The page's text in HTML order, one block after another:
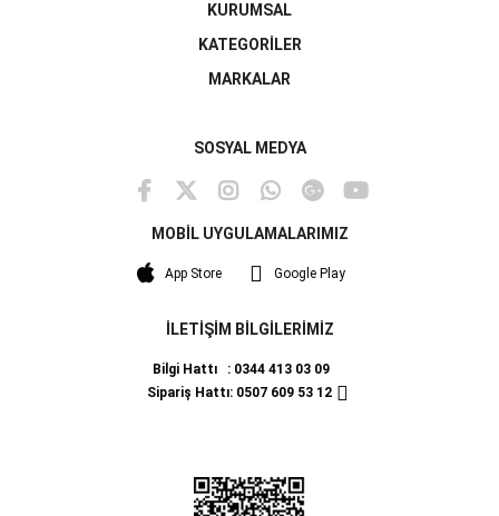
KURUMSAL
KATEGORİLER
MARKALAR
SOSYAL MEDYA
MOBİL UYGULAMALARIMIZ
App Store Google Play
İLETİŞİM BİLGİLERİMİZ
Bilgi Hattı : 0344 413 03 09
Sipariş Hattı: 0507 609 53 12